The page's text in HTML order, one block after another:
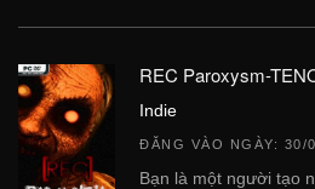
REC Paroxysm-
Indie
ĐĂNG VÀO NGÀY: 30/
Bạn là một người tạo